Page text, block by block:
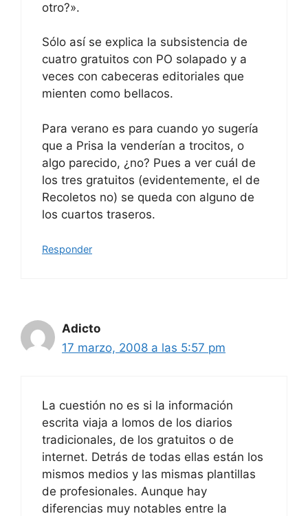
otro?».
Sólo así se explica la subsistencia de
cuatro gratuitos con PO solapado y a
veces con cabeceras editoriales que
mienten como bellacos.
Para verano es para cuando yo sugería
que a Prisa la venderían a trocitos, o
algo parecido, ¿no? Pues a ver cuál de
los tres gratuitos (evidentemente, el de
Recoletos no) se queda con alguno de
los cuartos traseros.
Responder
Adicto
17 marzo, 2008 a las 5:57 pm
La cuestión no es si la información
escrita viaja a lomos de los diarios
tradicionales, de los gratuitos o de
internet. Detrás de todas ellas están los
mismos medios y las mismas plantillas
de profesionales. Aunque hay
diferencias muy notables entre la